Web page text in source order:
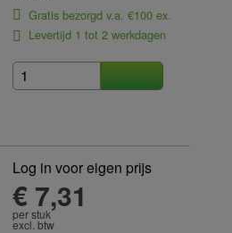
Gratis bezorgd v.a. €100 ex.
Levertijd 1 tot 2 werkdagen
Log in voor eigen prijs
€ 7,31
per stuk
excl. btw